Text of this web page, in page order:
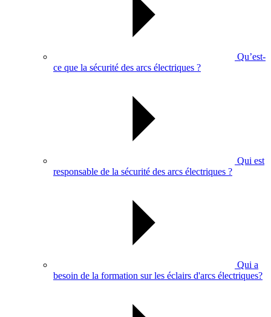
Qu’est-
ce que la sécurité des arcs électriques ?
Qui est
responsable de la sécurité des arcs électriques ?
Qui a
besoin de la formation sur les éclairs d'arcs électriques?